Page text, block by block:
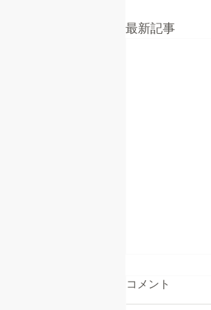
最新記事
コメント